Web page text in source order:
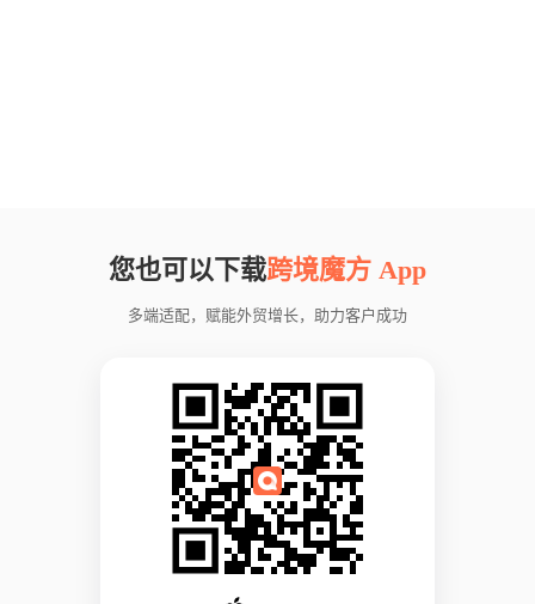
您也可以下载跨境魔方 App
多端适配，赋能外贸增长，助力客户成功